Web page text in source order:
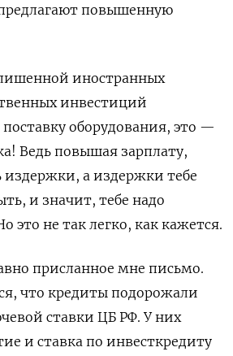
предлагают повышенную
иностранных
инвестиций
оборудования, это —
Ведь повышая зарплату,
а издержки тебе
и значит, тебе надо
это не так легко, как кажется.
присланное мне письмо.
что кредиты подорожали
ставки ЦБ РФ. У них
и ставка по инвесткредиту